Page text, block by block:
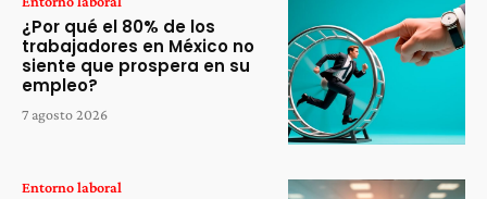
¿Por qué el 80% de los
trabajadores en México no
siente que prospera en su
empleo?
7 agosto 2026
Entorno laboral